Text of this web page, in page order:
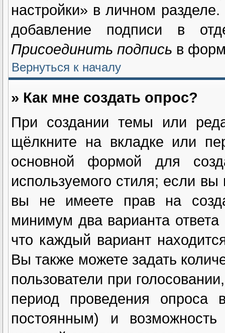
настройки» в личном
добавление подписи в
Присоединить подпись в
Вернуться к началу
» Как мне создать опрос?
При создании темы или
щёлкните на вкладке или
основной формой для
используемого стиля; если
вы не имеете прав на
минимум два варианта
что каждый вариант
Вы также можете задать
пользователи при
период проведения опроса
постоянным) и возможность